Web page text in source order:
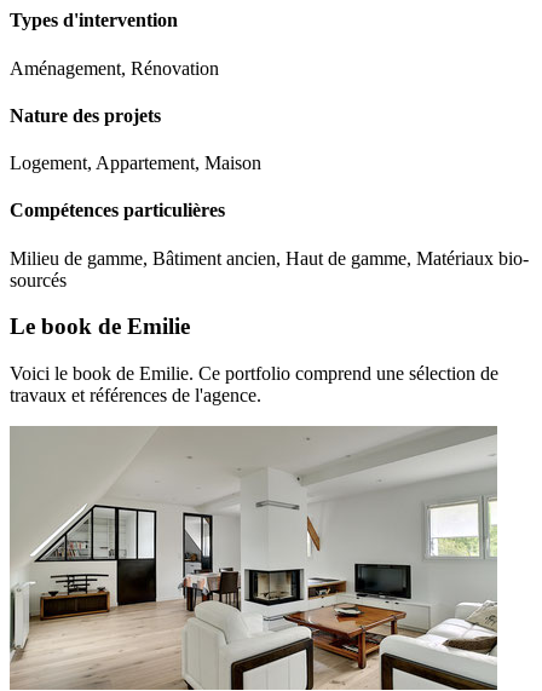
Types d'intervention
Aménagement, Rénovation
Nature des projets
Logement, Appartement, Maison
Compétences particulières
Milieu de gamme, Bâtiment ancien, Haut de gamme, Matériaux bio-
sourcés
Le book de Emilie
Voici le book de Emilie. Ce portfolio comprend une sélection de
travaux et références de l'agence.